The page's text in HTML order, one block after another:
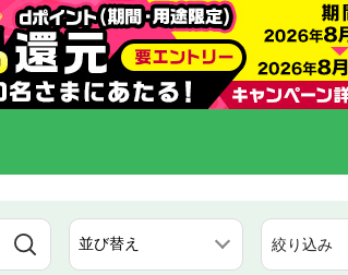
絞り込み